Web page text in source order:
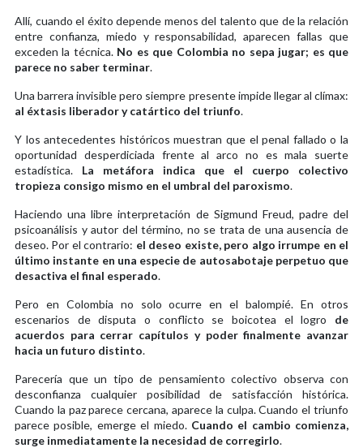
Allí, cuando el éxito depende menos del talento que de la relación
entre confianza, miedo y responsabilidad, aparecen fallas que
exceden la técnica. No es que Colombia no sepa jugar; es que
parece no saber terminar.
Una barrera invisible pero siempre presente impide llegar al clímax:
al éxtasis liberador y catártico del triunfo.
Y los antecedentes históricos muestran que el penal fallado o la
oportunidad desperdiciada frente al arco no es mala suerte
estadística. La metáfora indica que el cuerpo colectivo
tropieza consigo mismo en el umbral del paroxismo.
Haciendo una libre interpretación de Sigmund Freud, padre del
psicoanálisis y autor del término, no se trata de una ausencia de
deseo. Por el contrario: el deseo existe, pero algo irrumpe en el
último instante en una especie de autosabotaje perpetuo que
desactiva el final esperado.
Pero en Colombia no solo ocurre en el balompié. En otros
escenarios de disputa o conflicto se boicotea el logro de
acuerdos para cerrar capítulos y poder finalmente avanzar
hacia un futuro distinto.
Parecería que un tipo de pensamiento colectivo observa con
desconfianza cualquier posibilidad de satisfacción histórica.
Cuando la paz parece cercana, aparece la culpa. Cuando el triunfo
parece posible, emerge el miedo. Cuando el cambio comienza,
surge inmediatamente la necesidad de corregirlo.